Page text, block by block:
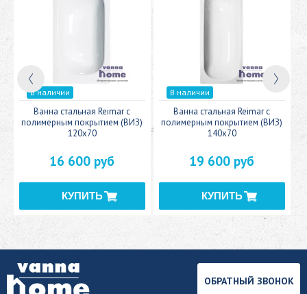
В наличии
Ванна стальная Reimar с
полимерным покрытием (ВИЗ)
120x70
16 600 руб
В наличии
Ванна стальная Reimar с
полимерным покрытием (ВИЗ)
140x70
19 600 руб
ОБРАТНЫЙ ЗВОНОК